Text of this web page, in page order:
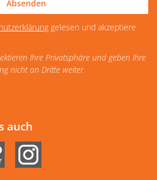
Absenden
gelesen und akzeptiere
Ihre Privatsphäre und geben Ihre
nicht an Dritte weiter.
auch